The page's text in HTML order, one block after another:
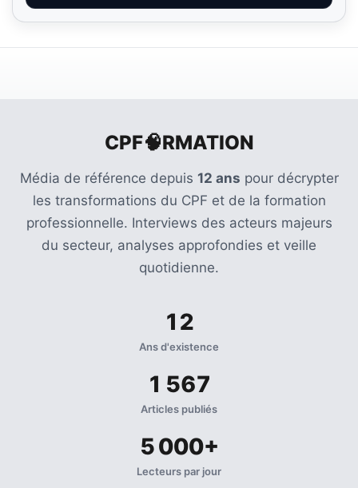
CPF🧠RMATION
Média de référence depuis 12 ans pour décrypter
les transformations du CPF et de la formation
professionnelle. Interviews des acteurs majeurs
du secteur, analyses approfondies et veille
quotidienne.
12
Ans d'existence
1 567
Articles publiés
5 000+
Lecteurs par jour